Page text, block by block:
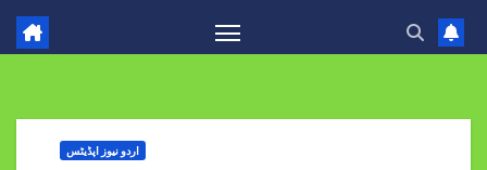
اردو نیوز اپڈیٹس